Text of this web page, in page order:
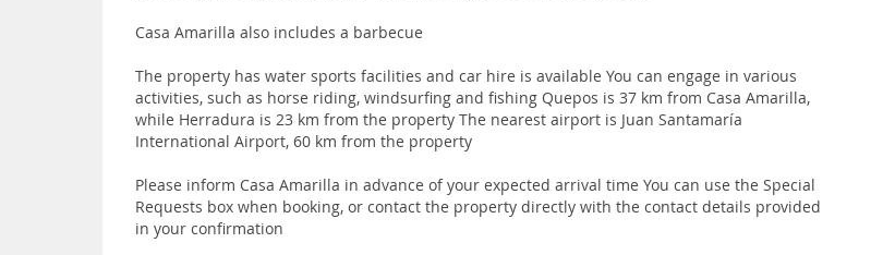
Casa Amarilla also includes a barbecue
The property has water sports facilities and car hire is available You can engage in various
activities, such as horse riding, windsurfing and fishing Quepos is 37 km from Casa Amarilla,
while Herradura is 23 km from the property The nearest airport is Juan Santamaría
International Airport, 60 km from the property
Please inform Casa Amarilla in advance of your expected arrival time You can use the Special
Requests box when booking, or contact the property directly with the contact details provided
in your confirmation